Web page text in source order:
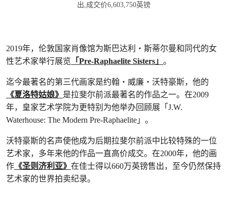
出,成交价6,603,750英镑
2019年，伦敦国家肖像馆为斯巴达利‧斯蒂尔曼和同代的女
性艺术家举行展览 「Pre-Raphaelite Sisters」 。
迄今最著名的第三代画家是约翰‧威廉‧沃特豪斯，他的
《夏洛特姑娘》 是拉斐尔前派最著名的作品之一。在2009
年，皇家艺术学院为更特别为他举办回顾展「J.W.
Waterhouse: The Modern Pre-Raphaelite」。
沃特豪斯的名声使他成为后期拉斐尔前派中比较特殊的一位
艺术家，多年来他的作品一直高价成交。在2000年，他的画
作 《圣则济利亚》 在佳士得以660万英镑售出，至今仍然保持
艺术家的世界拍卖纪录。